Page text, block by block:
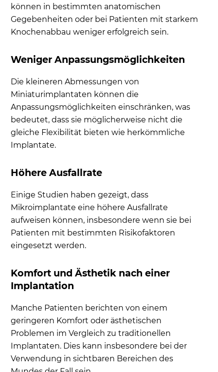
können in bestimmten anatomischen
Gegebenheiten oder bei Patienten mit starkem
Knochenabbau weniger erfolgreich sein.
Weniger Anpassungsmöglichkeiten
Die kleineren Abmessungen von
Miniaturimplantaten können die
Anpassungsmöglichkeiten einschränken, was
bedeutet, dass sie möglicherweise nicht die
gleiche Flexibilität bieten wie herkömmliche
Implantate.
Höhere Ausfallrate
Einige Studien haben gezeigt, dass
Mikroimplantate eine höhere Ausfallrate
aufweisen können, insbesondere wenn sie bei
Patienten mit bestimmten Risikofaktoren
eingesetzt werden.
Komfort und Ästhetik nach einer
Implantation
Manche Patienten berichten von einem
geringeren Komfort oder ästhetischen
Problemen im Vergleich zu traditionellen
Implantaten. Dies kann insbesondere bei der
Verwendung in sichtbaren Bereichen des